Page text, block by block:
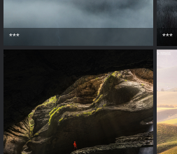
*** ***